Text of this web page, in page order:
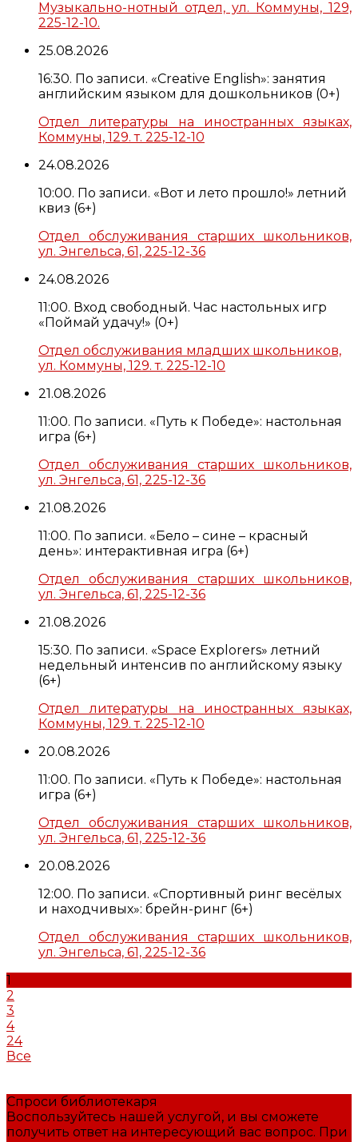
Музыкально-нотный отдел, ул. Коммуны, 129,
225-12-10.
25.08.2026
16:30. По записи. «Creative English»: занятия
английским языком для дошкольников (0+)
Отдел литературы на иностранных языках,
Коммуны, 129. т. 225-12-10
24.08.2026
10:00. По записи. «Вот и лето прошло!» летний
квиз (6+)
Отдел обслуживания старших школьников,
ул. Энгельса, 61, 225-12-36
24.08.2026
11:00. Вход свободный. Час настольных игр
«Поймай удачу!» (0+)
Отдел обслуживания младших школьников,
ул. Коммуны, 129. т. 225-12-10
21.08.2026
11:00. По записи. «Путь к Победе»: настольная
игра (6+)
Отдел обслуживания старших школьников,
ул. Энгельса, 61, 225-12-36
21.08.2026
11:00. По записи. «Бело – сине – красный
день»: интерактивная игра (6+)
Отдел обслуживания старших школьников,
ул. Энгельса, 61, 225-12-36
21.08.2026
15:30. По записи. «Space Explorers» летний
недельный интенсив по английскому языку
(6+)
Отдел литературы на иностранных языках,
Коммуны, 129. т. 225-12-10
20.08.2026
11:00. По записи. «Путь к Победе»: настольная
игра (6+)
Отдел обслуживания старших школьников,
ул. Энгельса, 61, 225-12-36
20.08.2026
12:00. По записи. «Спортивный ринг весёлых
и находчивых»: брейн-ринг (6+)
Отдел обслуживания старших школьников,
ул. Энгельса, 61, 225-12-36
1
2
3
4
24
Все
Спроси библиотекаря
Воспользуйтесь нашей услугой, и вы сможете
получить ответ на интересующий вас вопрос. При